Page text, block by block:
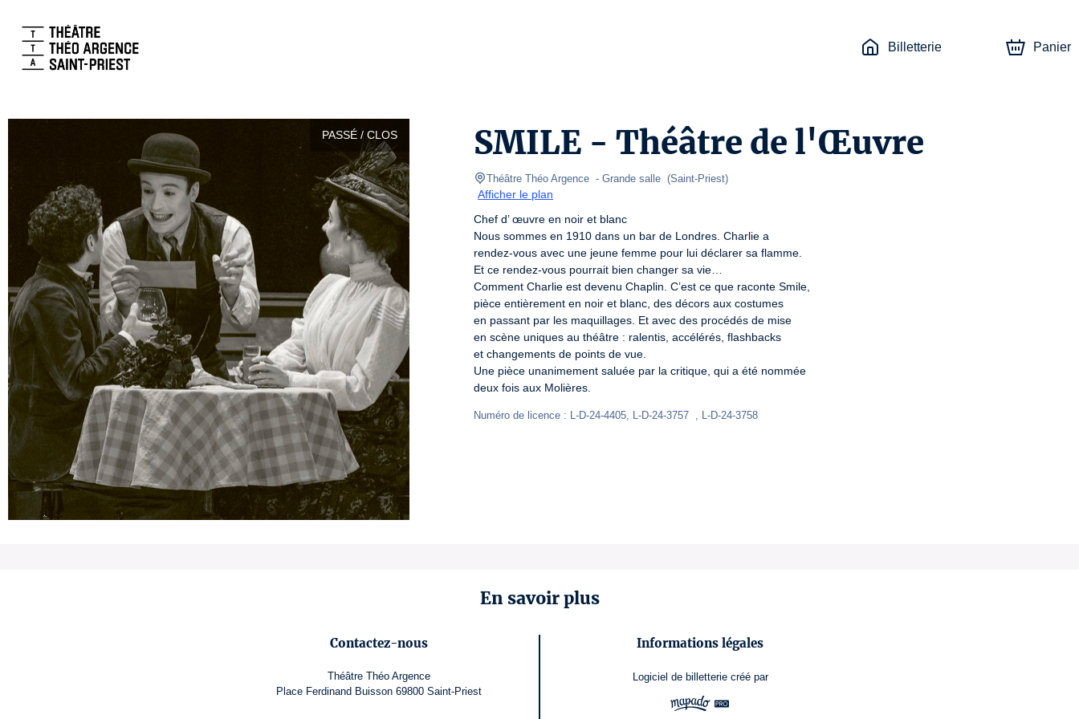
Billetterie Panier
PASSÉ / CLOS SMILE - Théâtre de l'Œuvre
Théâtre Théo Argence - Grande salle (Saint-Priest)
Afficher le plan
Chef d’ œuvre en noir et blanc
Nous sommes en 1910 dans un bar de Londres. Charlie a
rendez-vous avec une jeune femme pour lui déclarer sa flamme.
Et ce rendez-vous pourrait bien changer sa vie…
Comment Charlie est devenu Chaplin. C’est ce que raconte Smile,
pièce entièrement en noir et blanc, des décors aux costumes
en passant par les maquillages. Et avec des procédés de mise
en scène uniques au théâtre : ralentis, accélérés, flashbacks
et changements de points de vue.
Une pièce unanimement saluée par la critique, qui a été nommée
deux fois aux Molières.
Numéro de licence : L-D-24-4405, L-D-24-3757  , L-D-24-3758
En savoir plus
Contactez-nous
Théâtre Théo Argence
Place Ferdinand Buisson 69800 Saint-Priest
Informations légales
Logiciel de billetterie créé par